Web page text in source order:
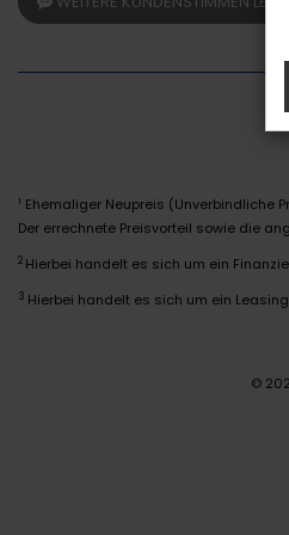
1 Ehemaliger Neupreis (Unverbindliche
Der errechnete Preisvorteil sowie die
2 Hierbei handelt es sich um ein
3 Hierbei handelt es sich um ein
©